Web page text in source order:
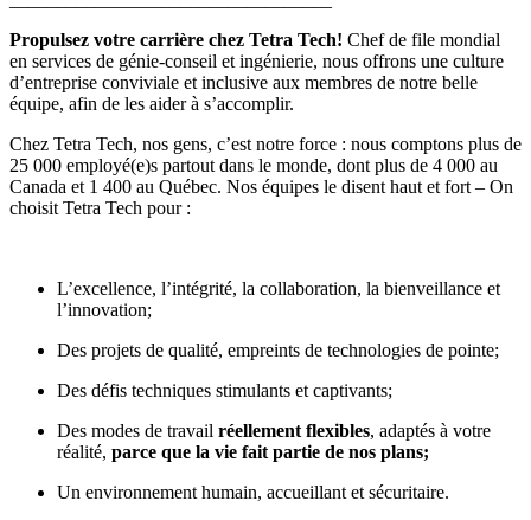
Propulsez votre carrière chez Tetra Tech! Chef de file mondial
en services de génie-conseil et ingénierie, nous offrons une culture
d’entreprise conviviale et inclusive aux membres de notre belle
équipe, afin de les aider à s’accomplir.
Chez Tetra Tech, nos gens, c’est notre force : nous comptons plus de
25 000 employé(e)s partout dans le monde, dont plus de 4 000 au
Canada et 1 400 au Québec. Nos équipes le disent haut et fort – On
choisit Tetra Tech pour :
L’excellence, l’intégrité, la collaboration, la bienveillance et
l’innovation;
Des projets de qualité, empreints de technologies de pointe;
Des défis techniques stimulants et captivants;
Des modes de travail réellement flexibles, adaptés à votre
réalité, parce que la vie fait partie de nos plans;
Un environnement humain, accueillant et sécuritaire.